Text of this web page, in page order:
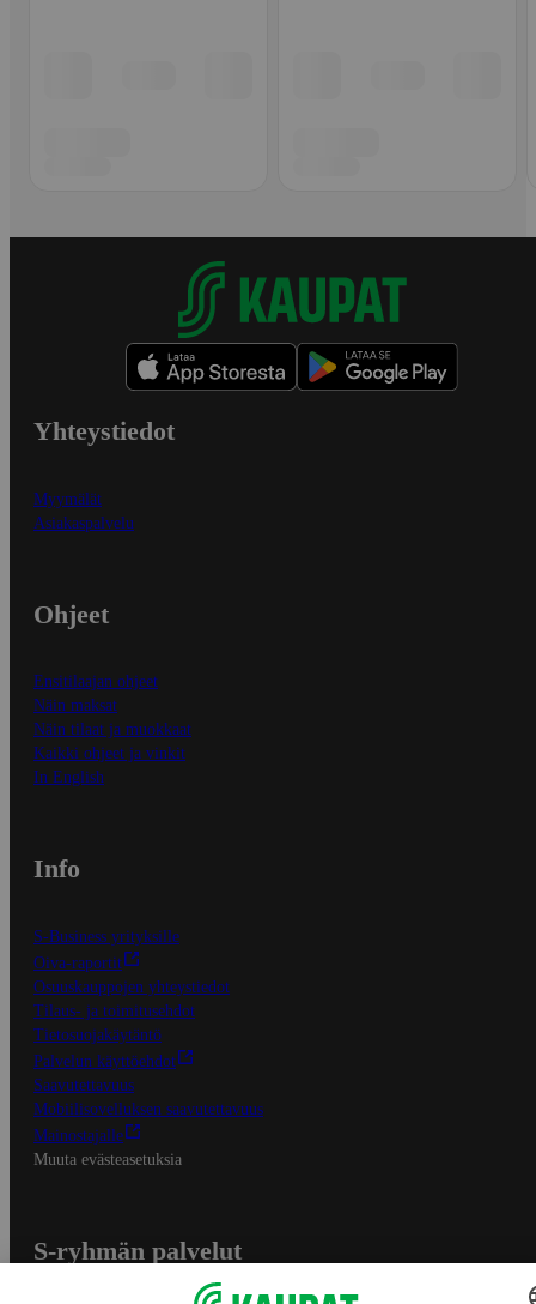
Yhteystiedot
Myymälät
Asiakaspalvelu
Ohjeet
Ensitilaajan ohjeet
Näin maksat
Näin tilaat ja muokkaat
Kaikki ohjeet ja vinkit
In English
Info
S-Business yrityksille
Oiva-raportit
Osuuskauppojen yhteystiedot
Tilaus- ja toimitusehdot
Tietosuojakäytäntö
Palvelun käyttöehdot
Saavutettavuus
Mobiilisovelluksen saavutettavuus
Mainostajalle
Muuta evästeasetuksia
S-ryhmän palvelut